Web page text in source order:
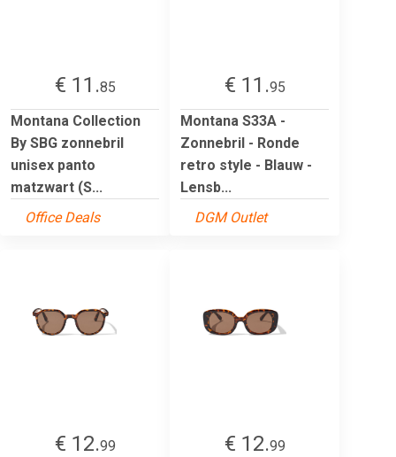
€ 11.85
Montana Collection
By SBG zonnebril
unisex panto
matzwart (S...
Office Deals
€ 11.95
Montana S33A -
Zonnebril - Ronde
retro style - Blauw -
Lensb...
DGM Outlet
€ 12.99
€ 12.99